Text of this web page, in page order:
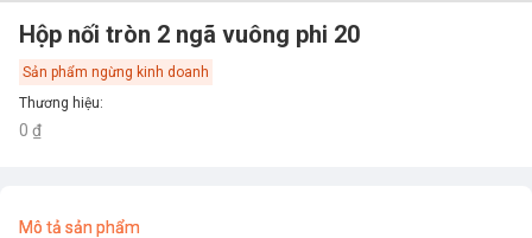
Hộp nối tròn 2 ngã vuông phi 20
Sản phẩm ngừng kinh doanh
Thương hiệu:
0 ₫
Mô tả sản phẩm